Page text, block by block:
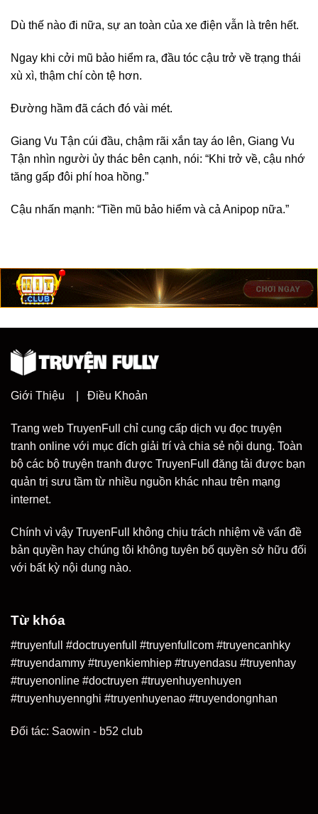
Dù thế nào đi nữa, sự an toàn của xe điện vẫn là trên hết.
Ngay khi cởi mũ bảo hiểm ra, đầu tóc cậu trở về trạng thái
xù xì, thậm chí còn tệ hơn.
Đường hầm đã cách đó vài mét.
Giang Vu Tận cúi đầu, chậm rãi xắn tay áo lên, Giang Vu
Tận nhìn người ủy thác bên cạnh, nói: “Khi trở về, cậu nhớ
tăng gấp đôi phí hoa hồng.”
Cậu nhấn mạnh: “Tiền mũ bảo hiểm và cả Anipop nữa.”
Giới Thiệu Điều Khoản
Trang web TruyenFull chỉ cung cấp dịch vụ đọc truyện
tranh online với mục đích giải trí và chia sẻ nội dung. Toàn
bộ các bộ truyện tranh được TruyenFull đăng tải được bạn
quản trị sưu tầm từ nhiều nguồn khác nhau trên mạng
internet.
Chính vì vậy TruyenFull không chịu trách nhiệm về vấn đề
bản quyền hay chúng tôi không tuyên bố quyền sở hữu đối
với bất kỳ nội dung nào.
Từ khóa
#truyenfull #doctruyenfull #truyenfullcom #truyencanhky
#truyendammy #truyenkiemhiep #truyendasu #truyenhay
#truyenonline #doctruyen #truyenhuyenhuyen
#truyenhuyennghi #truyenhuyenao #truyendongnhan
Đối tác: Saowin - b52 club